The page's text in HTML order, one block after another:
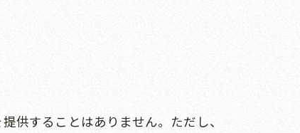
供することはありません。ただし、